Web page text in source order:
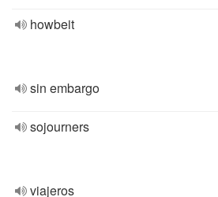
howbeit
sin embargo
sojourners
viajeros